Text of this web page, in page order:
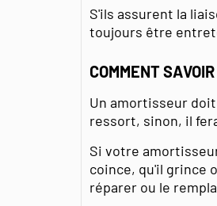
S'ils assurent la
toujours être
COMMENT
Un amortisseur
ressort, sinon, il
Si votre
coince, qu'il grince
réparer ou le